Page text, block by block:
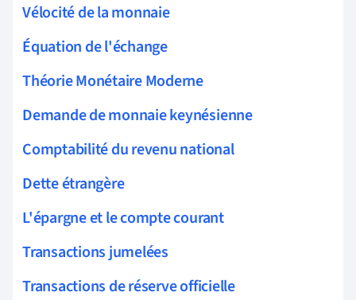
Vélocité de la monnaie
Équation de l'échange
Théorie Monétaire Moderne
Demande de monnaie keynésienne
Comptabilité du revenu national
Dette étrangère
L'épargne et le compte courant
Transactions jumelées
Transactions de réserve officielle